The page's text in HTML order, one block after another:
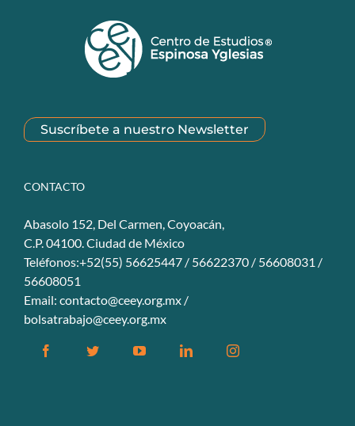
Suscríbete a nuestro Newsletter
CONTACTO
Abasolo 152, Del Carmen, Coyoacán,
C.P. 04100. Ciudad de México
Teléfonos:+52(55) 56625447 / 56622370 / 56608031 /
56608051
Email: contacto@ceey.org.mx /
bolsatrabajo@ceey.org.mx
FacebookTwitter YouTubeLinkedinInstagram